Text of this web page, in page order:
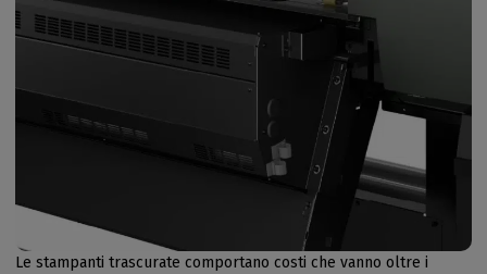
Le stampanti trascurate comportano costi che vanno oltre i